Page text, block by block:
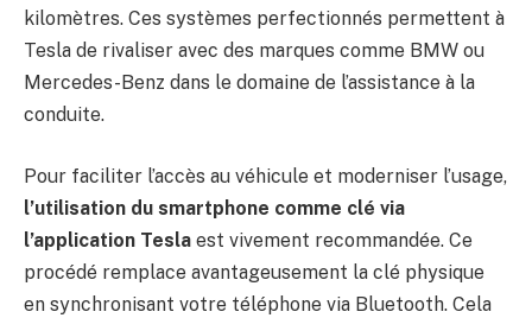
kilomètres. Ces systèmes perfectionnés permettent à
Tesla de rivaliser avec des marques comme BMW ou
Mercedes-Benz dans le domaine de l’assistance à la
conduite.
Pour faciliter l’accès au véhicule et moderniser l’usage,
l’utilisation du smartphone comme clé via
l’application Tesla est vivement recommandée. Ce
procédé remplace avantageusement la clé physique
en synchronisant votre téléphone via Bluetooth. Cela